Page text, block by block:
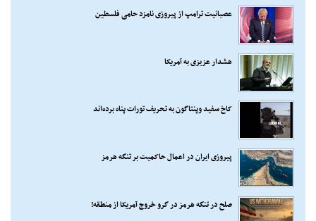
عصبانیت ترامپ از پیروزی نامزد حامی فلسطین
هشدار عزیزی به آمریکا
کاخ سفید وپنتاگون به تحریف تورات پناه برده‌اند
پیروزی ایران در اعمال حاکمیت بر تنگه هرمز
صلح در تنگه هرمز در گرو خروج آمریکا از منطقه!